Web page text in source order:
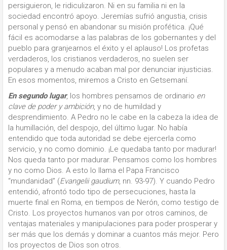
persiguieron, le ridiculizaron. Ni en su familia ni en la
sociedad encontró apoyo. Jeremías sufrió angustia, crisis
personal y pensó en abandonar su misión profética. ¡Qué
fácil es acomodarse a las palabras de los gobernantes y del
pueblo para granjearnos el éxito y el aplauso! Los profetas
verdaderos, los cristianos verdaderos, no suelen ser
populares y a menudo acaban mal por denunciar injusticias.
En esos momentos, miremos a Cristo en Getsemaní.
En segundo lugar, los hombres pensamos de ordinario en
clave de poder y ambición, y no de humildad y
desprendimiento. A Pedro no le cabe en la cabeza la idea de
la humillación, del despojo, del último lugar. No había
entendido que toda autoridad se debe ejercerla como
servicio, y no como dominio. ¡Le quedaba tanto por madurar!
Nos queda tanto por madurar. Pensamos como los hombres
y no como Dios. A esto lo llama el Papa Francisco
“mundanidad” (Evangelii gaudium, nn. 93-97). Y cuando Pedro
entendió, afrontó todo tipo de persecuciones, hasta la
muerte final en Roma, en tiempos de Nerón, como testigo de
Cristo. Los proyectos humanos van por otros caminos, de
ventajas materiales y manipulaciones para poder prosperar y
ser más que los demás y dominar a cuantos más mejor. Pero
los proyectos de Dios son otros.